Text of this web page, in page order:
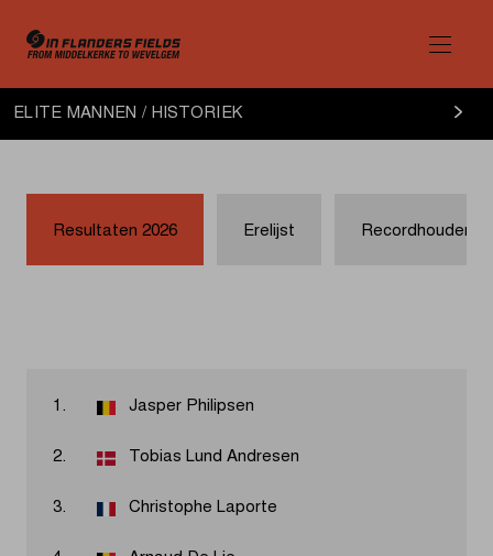
Elite
Mannen
historiek
ELITE MANNEN / HISTORIEK
Resultaten 2026 Erelijst Recordhouders
1. Jasper Philipsen
2. Tobias Lund Andresen
3. Christophe Laporte